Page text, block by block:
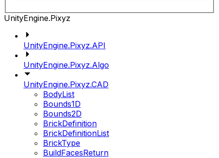
UnityEngine.Pixyz
UnityEngine.Pixyz.API
UnityEngine.Pixyz.Algo
UnityEngine.Pixyz.CAD
BodyList
Bounds1D
Bounds2D
BrickDefinition
BrickDefinitionList
BrickType
BuildFacesReturn